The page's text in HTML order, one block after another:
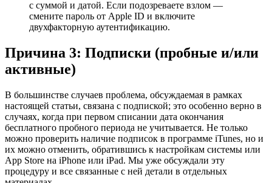
с суммой и датой. Если подозреваете взлом —
смените пароль от Apple ID и включите
двухфакторную аутентификацию.
Причина 3: Подписки (пробные и/или
активные)
В большинстве случаев проблема, обсуждаемая в рамках
настоящей статьи, связана с подпиской; это особенно верно в
случаях, когда при первом списании дата окончания
бесплатного пробного периода не учитывается. Не только
можно проверить наличие подписок в программе iTunes, но и
их можно отменить, обратившись к настройкам системы или
App Store на iPhone или iPad. Мы уже обсуждали эту
процедуру и все связанные с ней детали в отдельных